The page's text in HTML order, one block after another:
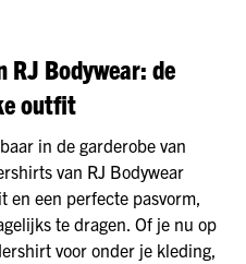
RJ Bodywear: de
outfit
in de garderobe van
van RJ Bodywear
een perfecte pasvorm,
te dragen. Of je nu op
voor onder je kleding,